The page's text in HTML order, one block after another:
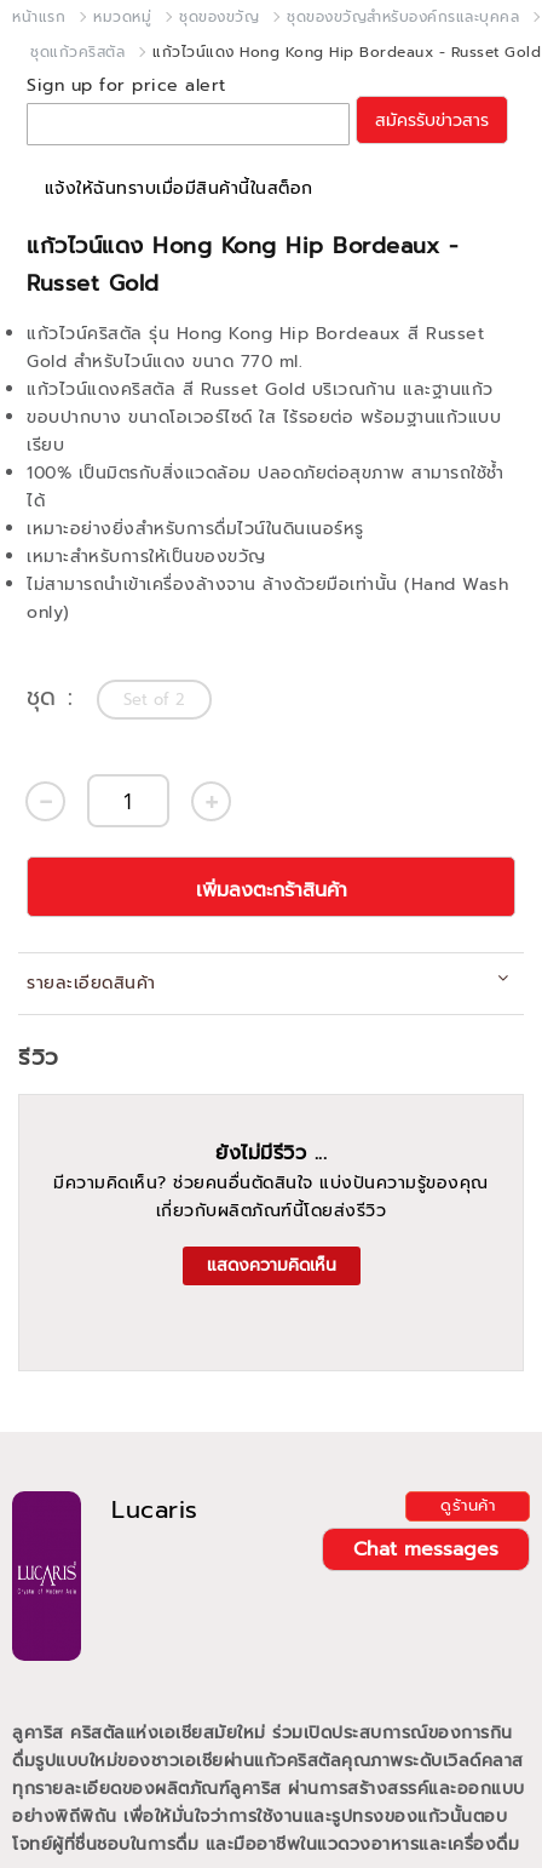
หน้าแรก หมวดหมู่ ชุดของขวัญ
ชุดของขวัญสำหรับองค์กรและบุคคล
ชุดแก้วคริสตัล
แก้วไวน์แดง Hong Kong Hip Bordeaux - Russet Gold
แก้วไวน์แดง Hong Kong Hip Bordeaux -
Russet Gold
แก้วไวน์คริสตัล รุ่น Hong Kong Hip Bordeaux สี Russet
Gold สำหรับไวน์แดง ขนาด 770 ml.
แก้วไวน์แดงคริสตัล สี Russet Gold บริเวณก้าน และฐานแก้ว
ขอบปากบาง ขนาดโอเวอร์ไซด์ ใส ไร้รอยต่อ พร้อมฐานแก้วแบบ
เรียบ
100% เป็นมิตรกับสิ่งแวดล้อม ปลอดภัยต่อสุขภาพ สามารถใช้ช้ำ
ได้
เหมาะอย่างยิ่งสำหรับการดื่มไวน์ในดินเนอร์หรู
เหมาะสำหรับการให้เป็นของขวัญ
ไม่สามารถนำเข้าเครื่องล้างจาน ล้างด้วยมือเท่านั้น (Hand Wash
only)
Sign up for price alert
สมัครรับข่าวสาร
แจ้งให้ฉันทราบเมื่อมีสินค้านี้ในสต็อก
ชุด Set of 2
เพิ่มลงตะกร้าสินค้า
รายละเอียดสินค้า
Lucaris ดูร้านค้า
Chat messages
ลูคาริส คริสตัลแห่งเอเชียสมัยใหม่ ร่วมเปิดประสบการณ์ของการกิน
ดื่มรูปแบบใหม่ของชาวเอเชียผ่านแก้วคริสตัลคุณภาพระดับเวิลด์คลาส
ทุกรายละเอียดของผลิตภัณฑ์ลูคาริส ผ่านการสร้างสรรค์และออกแบบ
อย่างพิถีพิถัน เพื่อให้มั่นใจว่าการใช้งานและรูปทรงของแก้วนั้นตอบ
โจทย์ผู้ที่ชื่นชอบในการดื่ม และมืออาชีพในแวดวงอาหารและเครื่องดื่ม
รีวิว
ยังไม่มีรีวิว ...
มีความคิดเห็น? ช่วยคนอื่นตัดสินใจ แบ่งปันความรู้ของคุณ
เกี่ยวกับผลิตภัณฑ์นี้โดยส่งรีวิว
แสดงความคิดเห็น